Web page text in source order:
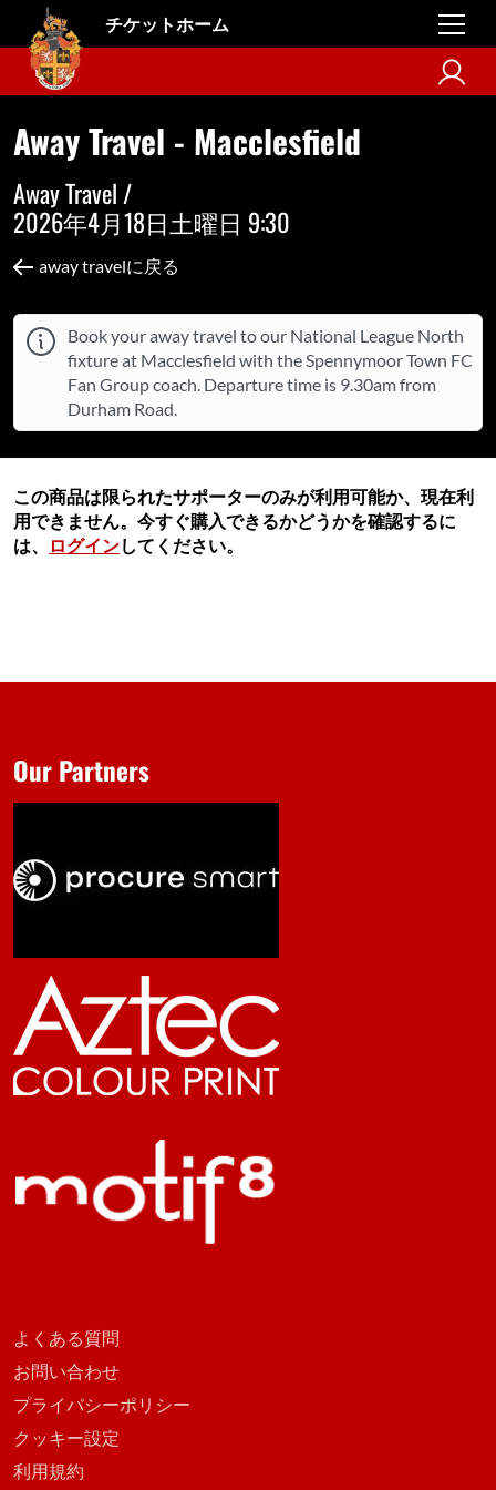
チケットホーム
Away Travel - Macclesfield
Away Travel /
2026年4月18日土曜日 9:30
away travelに戻る
Book your away travel to our National League North
fixture at Macclesfield with the Spennymoor Town FC
Fan Group coach. Departure time is 9.30am from
Durham Road.
この商品は限られたサポーターのみが利用可能か、現在利
用できません。今すぐ購入できるかどうかを確認するに
は、
ログインしてください。
よくある質問
お問い合わせ
プライバシーポリシー
クッキー設定
利用規約
Our Partners